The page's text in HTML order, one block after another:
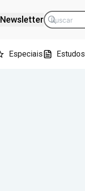
Newsletter
Especiais Estudos